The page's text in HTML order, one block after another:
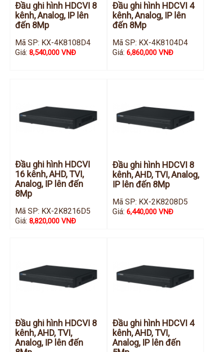
Đầu ghi hình HDCVI 8
kênh, Analog, IP lên
đến 8Mp
Mã SP: KX-4K8108D4
Giá:8,540,000 VNĐ
Đầu ghi hình HDCVI 4
kênh, Analog, IP lên
đến 8Mp
Mã SP: KX-4K8104D4
Giá: 6,860,000 VNĐ
Đầu ghi hình HDCVI
16 kênh, AHD, TVI,
Analog, IP lên đến
8Mp
Mã SP: KX-2K8216D5
Giá:8,820,000 VNĐ
Đầu ghi hình HDCVI 8
kênh, AHD, TVI, Analog,
IP lên đến 8Mp
Mã SP: KX-2K8208D5
Giá: 6,440,000 VNĐ
Đầu ghi hình HDCVI 8
kênh, AHD, TVI,
Analog, IP lên đến
Đầu ghi hình HDCVI 4
kênh, AHD, TVI,
Analog, IP lên đến